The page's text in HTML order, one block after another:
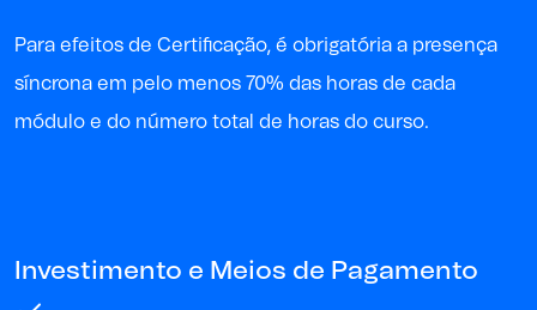
Para efeitos de Certificação, é obrigatória a presença
síncrona em pelo menos 70% das horas de cada
módulo e do número total de horas do curso.
Investimento e Meios de Pagamento